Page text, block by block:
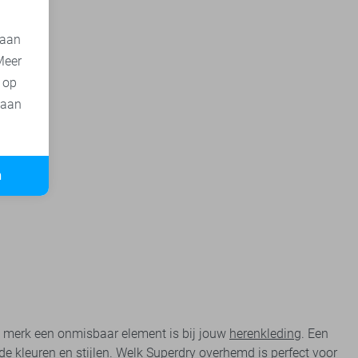
een onmisbaar element is bij jouw herenkleding. Een
kleuren en stijlen. Welk Superdry overhemd is perfect voor